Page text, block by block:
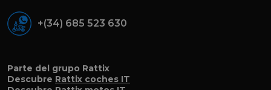
+(34) 685 523 630
Parte del grupo Rattix
Descubre Rattix coches IT